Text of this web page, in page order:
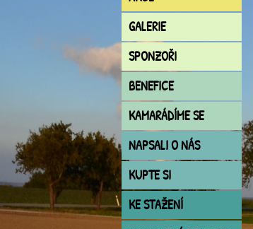
GALERIE
SPONZOŘI
BENEFICE
KAMARÁDÍME SE
NAPSALI O NÁS
KUPTE SI
KE STAŽENÍ